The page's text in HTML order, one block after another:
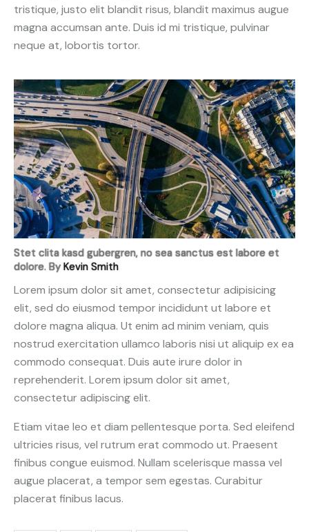
tristique, justo elit blandit risus, blandit maximus augue
magna accumsan ante. Duis id mi tristique, pulvinar
neque at, lobortis tortor.
Stet clita kasd gubergren, no sea sanctus est labore et
dolore. ByKevin Smith
Lorem ipsum dolor sit amet, consectetur adipisicing
elit, sed do eiusmod tempor incididunt ut labore et
dolore magna aliqua. Ut enim ad minim veniam, quis
nostrud exercitation ullamco laboris nisi ut aliquip ex ea
commodo consequat. Duis aute irure dolor in
reprehenderit. Lorem ipsum dolor sit amet,
consectetur adipiscing elit.
Etiam vitae leo et diam pellentesque porta. Sed eleifend
ultricies risus, vel rutrum erat commodo ut. Praesent
finibus congue euismod. Nullam scelerisque massa vel
augue placerat, a tempor sem egestas. Curabitur
placerat finibus lacus.